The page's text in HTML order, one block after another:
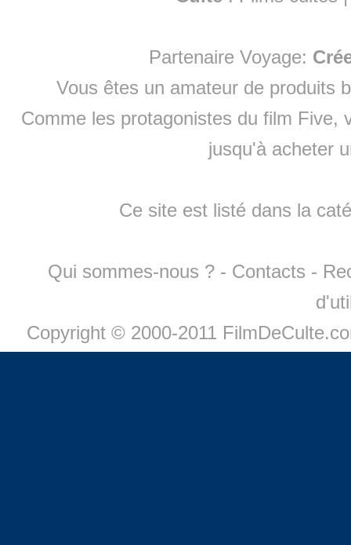
Partenaire Voyage:
Vous êtes un amateur de produits
Comme les protagonistes du film Five,
jusqu'à acheter
Ce site est listé dans la
Qui sommes-nous ? - Contacts -
Copyright © 2000-2011